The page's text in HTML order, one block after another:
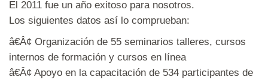
El 2011 fue un año exitoso para nosotros.
Los siguientes datos así lo comprueban:
â€Â¢ Organización de 55 seminarios talleres, cursos
internos de formación y cursos en línea
â€Â¢ Apoyo en la capacitación de 534 participantes de